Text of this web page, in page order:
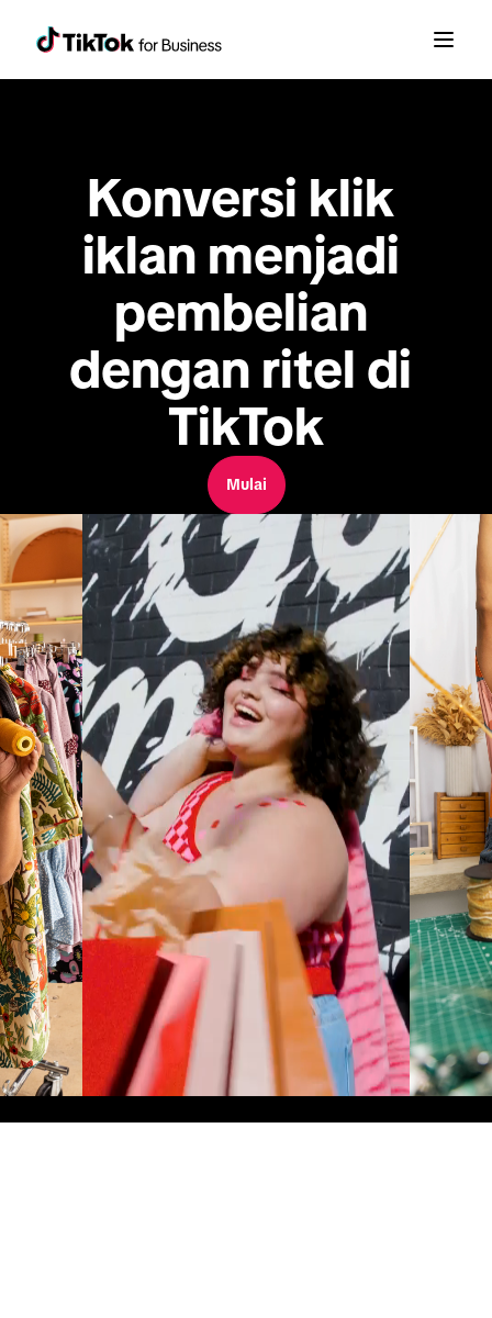
Konversi klik
iklan menjadi
pembelian
dengan ritel di
TikTok
Mulai